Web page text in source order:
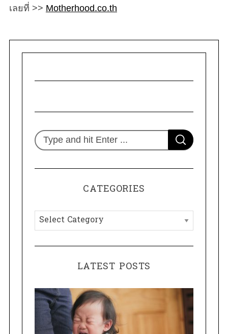
เลยที่ >> Motherhood.co.th
S
e
r
S
E
C
CATEGORIES
C
a
t
o
r
LATEST POSTS